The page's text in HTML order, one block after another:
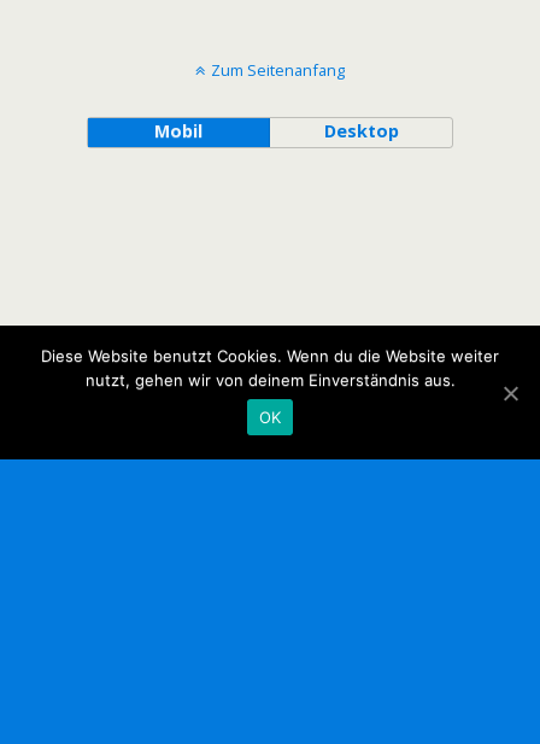
Zum Seitenanfang
Mobil Desktop
Diese Website benutzt Cookies. Wenn du die Website weiter
nutzt, gehen wir von deinem Einverständnis aus.
OK